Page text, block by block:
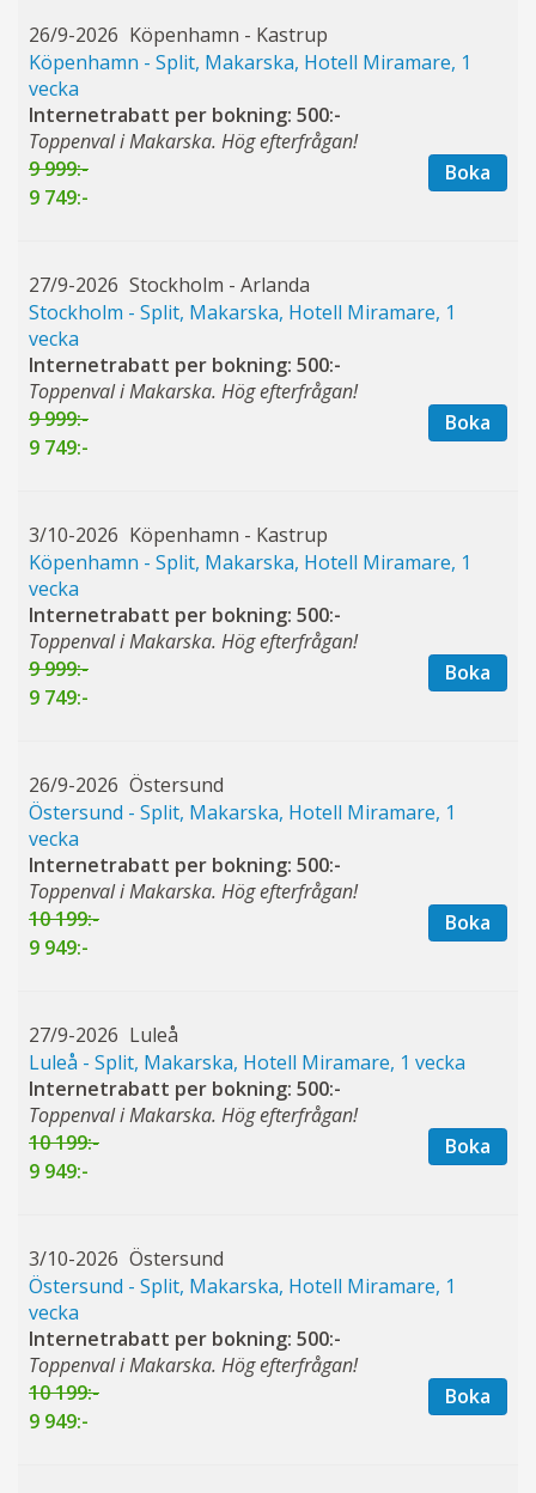
26/9-2026 Köpenhamn - Kastrup
Köpenhamn - Split, Makarska, Hotell Miramare, 1
vecka
Internetrabatt per bokning: 500:-
Toppenval i Makarska. Hög efterfrågan!
9 999:-
9 749:-
Boka
27/9-2026 Stockholm - Arlanda
Stockholm - Split, Makarska, Hotell Miramare, 1
vecka
Internetrabatt per bokning: 500:-
Toppenval i Makarska. Hög efterfrågan!
9 999:-
9 749:-
Boka
3/10-2026 Köpenhamn - Kastrup
Köpenhamn - Split, Makarska, Hotell Miramare, 1
vecka
Internetrabatt per bokning: 500:-
Toppenval i Makarska. Hög efterfrågan!
9 999:-
9 749:-
Boka
26/9-2026 Östersund
Östersund - Split, Makarska, Hotell Miramare, 1
vecka
Internetrabatt per bokning: 500:-
Toppenval i Makarska. Hög efterfrågan!
10 199:-
9 949:-
Boka
27/9-2026 Luleå
Luleå - Split, Makarska, Hotell Miramare, 1 vecka
Internetrabatt per bokning: 500:-
Toppenval i Makarska. Hög efterfrågan!
10 199:-
9 949:-
Boka
3/10-2026 Östersund
Östersund - Split, Makarska, Hotell Miramare, 1
vecka
Internetrabatt per bokning: 500:-
Toppenval i Makarska. Hög efterfrågan!
10 199:-
9 949:-
Boka